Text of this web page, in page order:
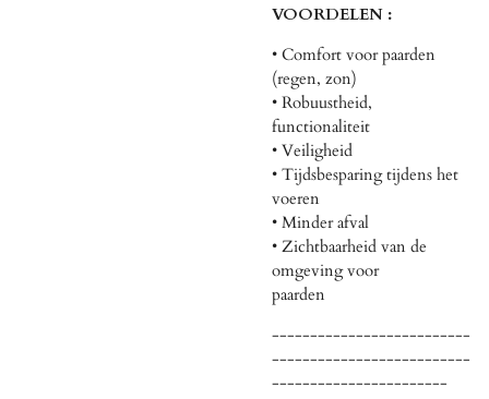
VOORDELEN :
• Comfort voor paarden
(regen, zon)
• Robuustheid,
functionaliteit
• Veiligheid
• Tijdsbesparing tijdens het
voeren
• Minder afval
• Zichtbaarheid van de
omgeving voor
paarden
--------------------------
--------------------------
-----------------------